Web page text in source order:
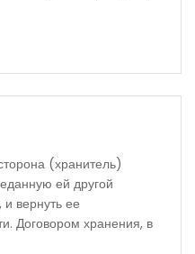
(хранитель)
ей другой
вернуть ее
Договором хранения, в